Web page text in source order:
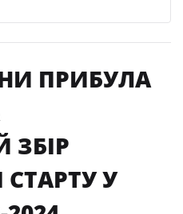
ПРИБУЛА
ЗБІР
У